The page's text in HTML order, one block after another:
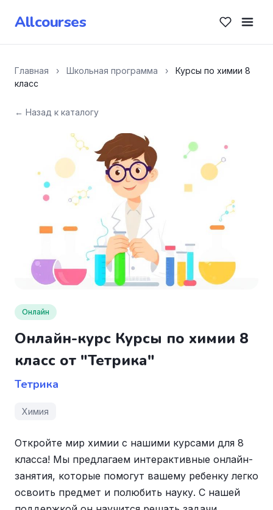
Allcourses
Главная › Школьная программа ›
Курсы по химии 8
класс
← Назад к каталогу
Онлайн
Онлайн-курс Курсы по химии 8
класс от "Тетрика"
Тетрика
Химия
Откройте мир химии с нашими курсами для 8
класса! Мы предлагаем интерактивные онлайн-
занятия, которые помогут вашему ребенку легко
освоить предмет и полюбить науку. С нашей